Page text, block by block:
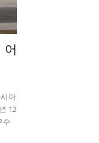
어
아
12
수